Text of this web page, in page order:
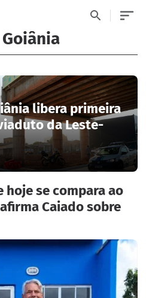
libera primeira
da Leste-
hoje se compara ao
Caiado sobre